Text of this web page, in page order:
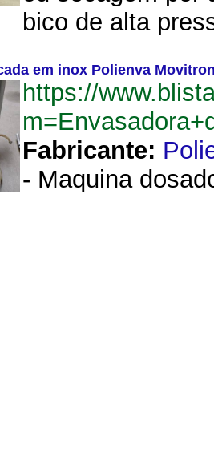
bico de alta
em inox Polienva
https://
Fabricante:
- Maquina